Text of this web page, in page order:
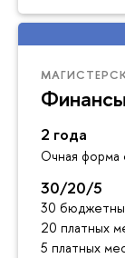
Финансы
2 года
Очная форма
30/20/5
30
20 платных
5 платных